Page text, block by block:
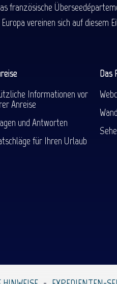
französische
vereinen sich auf diesem
Informationen vor
Anreise
und Antworten
für Ihren Urlaub
Das